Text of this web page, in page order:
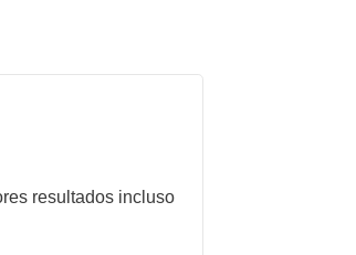
resultados incluso